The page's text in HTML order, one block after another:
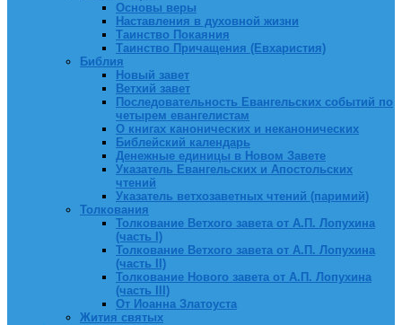
Основы веры
Наставления в духовной жизни
Таинство Покаяния
Таинство Причащения (Евхаристия)
Библия
Новый завет
Ветхий завет
Последовательность Евангельских событий по
четырем евангелистам
О книгах канонических и неканонических
Библейский календарь
Денежные единицы в Новом Завете
Указатель Евангельских и Апостольских
чтений
Указатель ветхозаветных чтений (паримий)
Толкования
Толкование Ветхого завета от А.П. Лопухина
(часть I)
Толкование Ветхого завета от А.П. Лопухина
(часть II)
Толкование Нового завета от А.П. Лопухина
(часть III)
От Иоанна Златоуста
Жития святых